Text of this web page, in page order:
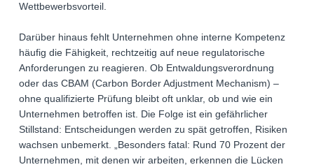
Wettbewerbsvorteil.
Darüber hinaus fehlt Unternehmen ohne interne Kompetenz
häufig die Fähigkeit, rechtzeitig auf neue regulatorische
Anforderungen zu reagieren. Ob Entwaldungsverordnung
oder das CBAM (Carbon Border Adjustment Mechanism) –
ohne qualifizierte Prüfung bleibt oft unklar, ob und wie ein
Unternehmen betroffen ist. Die Folge ist ein gefährlicher
Stillstand: Entscheidungen werden zu spät getroffen, Risiken
wachsen unbemerkt. „Besonders fatal: Rund 70 Prozent der
Unternehmen, mit denen wir arbeiten, erkennen die Lücken